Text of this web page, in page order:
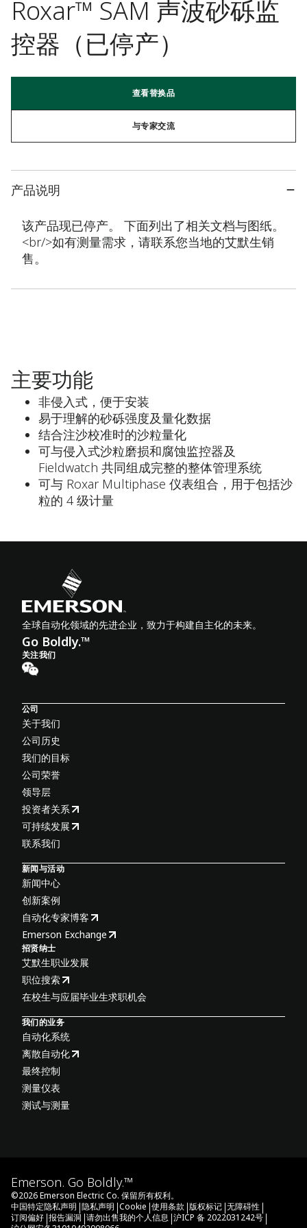
Roxar™ SAM 声波砂砾监
控器（已停产）
查看替换品
与专家交流
产品说明
该产品现已停产。 下面列出了相关文档与图纸。
<br/>如有测量需求，请联系您当地的艾默生销
售。
主要功能
非侵入式，便于安装
易于理解的砂砾强度及量化数据
结合注沙校准时的沙粒量化
可与侵入式沙粒磨损和腐蚀监控器及
Fieldwatch 共同组成完整的整体管理系统
可与 Roxar Multiphase 仪表组合，用于包括沙
粒的 4 级计量
全球自动化领域的先进企业，致力于构建自主化的未来。
Go Boldly.™
关注我们
公司
关于我们
公司历史
我们的目标
公司荣誉
领导层
投资者关系
可持续发展
联系我们
新闻与活动
新闻中心
创新案例
自动化专家博客
Emerson Exchange
招贤纳士
艾默生职业发展
职位搜索
在校生与应届毕业生求职机会
我们的业务
自动化系统
离散自动化
最终控制
测量仪表
测试与测量
Emerson. Go Boldly.™
©2026Emerson Electric Co. 保留所有权利。
中国特定隐私声明 |隐私声明 |Cookie |使用条款 |版权标记 |无障碍性 |
订阅偏好 |报告漏洞 |请勿出售我的个人信息 |沪ICP 备 2022031242号 |